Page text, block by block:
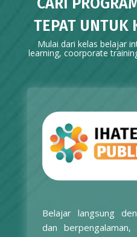
TEPAT UNTUK
Mulai dari kelas belajar
learning, coorporate
Belajar langsung
dan berpengalaman,